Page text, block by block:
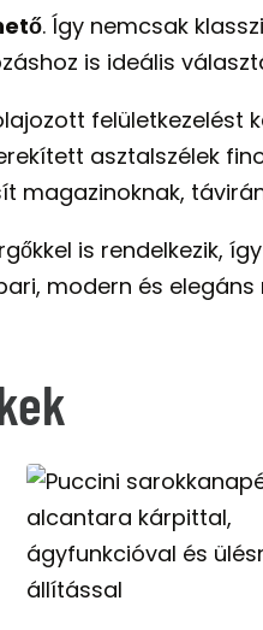
. Így nemcsak
is ideális
felületkezelést
asztalszélek
magazinoknak,
is rendelkezik,
modern és elegáns